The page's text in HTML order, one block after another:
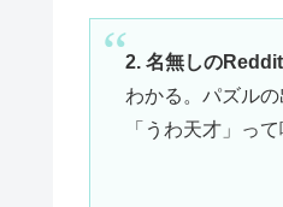
2. 名無しのReddit
わかる。パズル
「うわ天才」っ